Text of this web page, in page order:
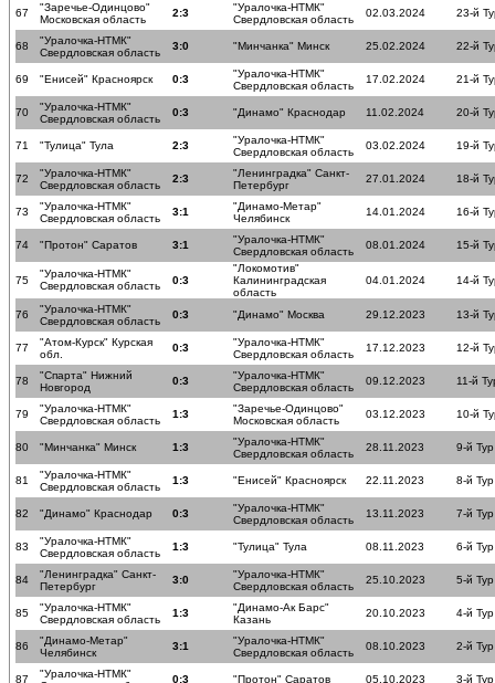
67
"Заречье-Одинцово"
Московская область
2:3
"Уралочка-НТМК"
Свердловская область
02.03.2024 23-й
68
"Уралочка-НТМК"
Свердловская область
3:0 "Минчанка" Минск 25.02.2024 22-й
69 "Енисей" Красноярск 0:3
"Уралочка-НТМК"
Свердловская область
17.02.2024 21-й
70
"Уралочка-НТМК"
Свердловская область
0:3 "Динамо" Краснодар 11.02.2024 20-й
71 "Тулица" Тула 2:3
"Уралочка-НТМК"
Свердловская область
03.02.2024 19-й
72
"Уралочка-НТМК"
Свердловская область
2:3
"Ленинградка" Санкт-
Петербург
27.01.2024 18-й
73
"Уралочка-НТМК"
Свердловская область
3:1
"Динамо-Метар"
Челябинск
14.01.2024 16-й
74 "Протон" Саратов 3:1
"Уралочка-НТМК"
Свердловская область
08.01.2024 15-й
75
"Уралочка-НТМК"
Свердловская область
0:3
"Локомотив"
Калининградская
область
04.01.2024 14-й
76
"Уралочка-НТМК"
Свердловская область
0:3 "Динамо" Москва 29.12.2023 13-й
77
"Атом-Курск" Курская
обл.
0:3
"Уралочка-НТМК"
Свердловская область
17.12.2023 12-й
78
"Спарта" Нижний
Новгород
0:3
"Уралочка-НТМК"
Свердловская область
09.12.2023 11-й
79
"Уралочка-НТМК"
Свердловская область
1:3
"Заречье-Одинцово"
Московская область
03.12.2023 10-й
80 "Минчанка" Минск 1:3
"Уралочка-НТМК"
Свердловская область
28.11.2023 9-й Тур
81
"Уралочка-НТМК"
Свердловская область
1:3 "Енисей" Красноярск 22.11.2023 8-й Тур
82 "Динамо" Краснодар 0:3
"Уралочка-НТМК"
Свердловская область
13.11.2023 7-й Тур
83
"Уралочка-НТМК"
Свердловская область
1:3 "Тулица" Тула 08.11.2023 6-й Тур
84
"Ленинградка" Санкт-
Петербург
3:0
"Уралочка-НТМК"
Свердловская область
25.10.2023 5-й Тур
85
"Уралочка-НТМК"
Свердловская область
1:3
"Динамо-Ак Барс"
Казань
20.10.2023 4-й Тур
86
"Динамо-Метар"
Челябинск
3:1
"Уралочка-НТМК"
Свердловская область
08.10.2023 2-й Тур
87
"Уралочка-НТМК"
0:3 "Протон" Саратов 05.10.2023 3-й Тур